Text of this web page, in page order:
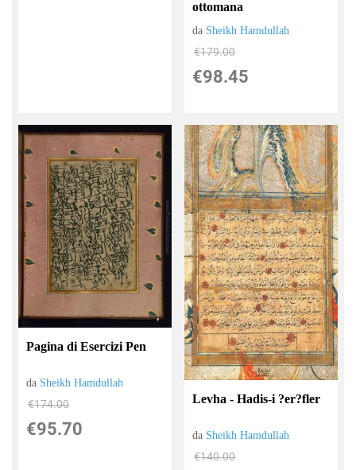
ottomana
da Sheikh Hamdullah
€179.00
€98.45
Pagina di Esercizi Pen
da Sheikh Hamdullah
€174.00
€95.70
Levha - Hadis-i ?er?fler
da Sheikh Hamdullah
€140.00